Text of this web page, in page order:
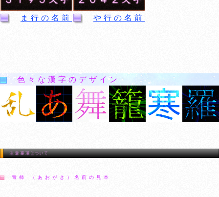
ま行の名前 や行の名前
色々な漢字のデザイン
青柿 （あおがき）名前の見本